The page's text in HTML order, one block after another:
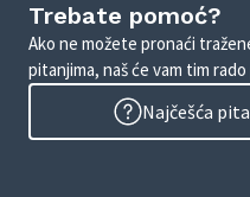
Trebate pomoć?
Ako ne možete pronaći
pitanjima, naš će vam tim
Najčešća